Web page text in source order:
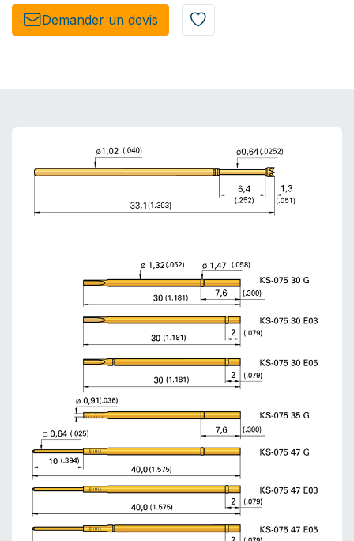
Demander un de​​vis​​